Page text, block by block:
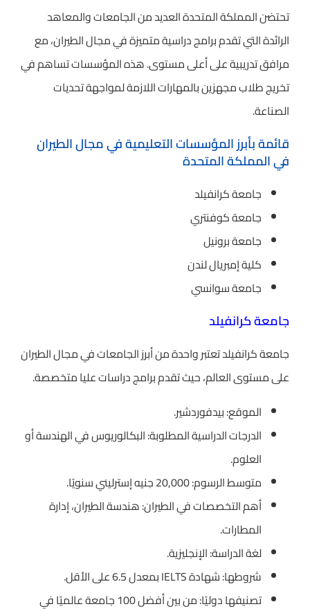
تحتضن المملكة المتحدة العديد من الجامعات والمعاهد
الرائدة التي تقدم برامج دراسية متميزة في مجال الطيران، مع
مرافق تدريبية على أعلى مستوى. هذه المؤسسات تساهم في
تخريج طلاب مجهزين بالمهارات اللازمة لمواجهة تحديات
الصناعة.
قائمة بأبرز المؤسسات التعليمية في مجال الطيران
في المملكة المتحدة
جامعة كرانفيلد
جامعة كوفنتري
جامعة برونيل
كلية إمبريال لندن
جامعة سوانسي
جامعة كرانفيلد
جامعة كرانفيلد تعتبر واحدة من أبرز الجامعات في مجال الطيران
على مستوى العالم، حيث تقدم برامج دراسات عليا متخصصة.
الموقع: بيدفوردشير.
الدرجات الدراسية المطلوبة: البكالوريوس في الهندسة أو
العلوم.
متوسط الرسوم: 20,000 جنيه إسترليني سنويًا.
أهم التخصصات في الطيران: هندسة الطيران، إدارة
المطارات.
لغة الدراسة: الإنجليزية.
شروطها: شهادة IELTS بمعدل 6.5 على الأقل.
تصنيفها دوليًا: من بين أفضل 100 جامعة عالميًا في